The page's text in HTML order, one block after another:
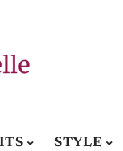
STYLE